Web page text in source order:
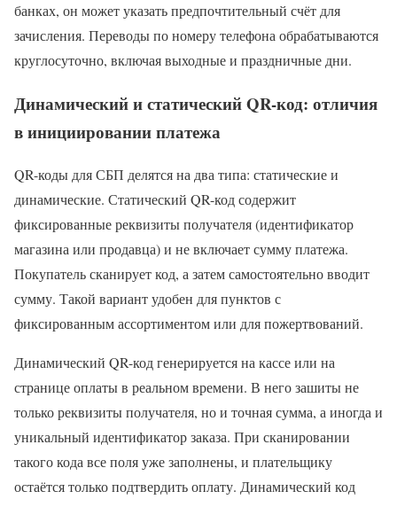
банках, он может указать предпочтительный счёт для
зачисления. Переводы по номеру телефона обрабатываются
круглосуточно, включая выходные и праздничные дни.
Динамический и статический QR-код: отличия
в инициировании платежа
QR-коды для СБП делятся на два типа: статические и
динамические. Статический QR-код содержит
фиксированные реквизиты получателя (идентификатор
магазина или продавца) и не включает сумму платежа.
Покупатель сканирует код, а затем самостоятельно вводит
сумму. Такой вариант удобен для пунктов с
фиксированным ассортиментом или для пожертвований.
Динамический QR-код генерируется на кассе или на
странице оплаты в реальном времени. В него зашиты не
только реквизиты получателя, но и точная сумма, а иногда и
уникальный идентификатор заказа. При сканировании
такого кода все поля уже заполнены, и плательщику
остаётся только подтвердить оплату. Динамический код